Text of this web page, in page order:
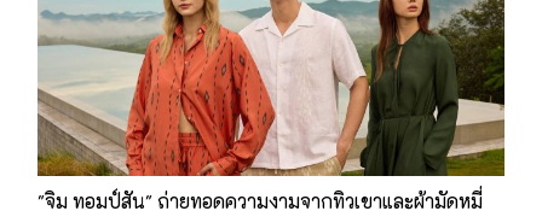
"จิม ทอมป์สัน" ถ่ายทอดความงามจากทิวเขาและผ้ามัดหมี่